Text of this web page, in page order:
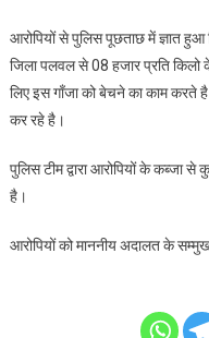
आरोपियों से पुलिस पूछताछ में ज्ञात हुआ
जिला पलवल से 08 हजार प्रति
लिए इस गाँजा को बेचने का काम करते
कर रहे है।
पुलिस टीम द्वारा आरोपियों के कब्जा
है।
आरोपियों को माननीय अदालत के